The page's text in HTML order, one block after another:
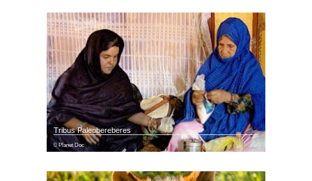
Tribus Paleobereberes
Planet Doc